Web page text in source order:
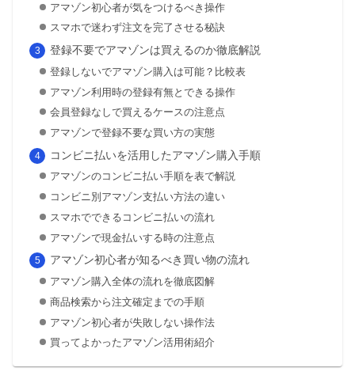
アマゾン初心者が気をつけるべき操作
スマホで迷わず注文を完了させる秘訣
登録不要でアマゾンは買えるのか徹底解説
登録しないでアマゾン購入は可能？比較表
アマゾン利用時の登録有無とできる操作
会員登録なしで買えるケースの注意点
アマゾンで登録不要な買い方の実態
コンビニ払いを活用したアマゾン購入手順
アマゾンのコンビニ払い手順を表で解説
コンビニ別アマゾン支払い方法の違い
スマホでできるコンビニ払いの流れ
アマゾンで現金払いする時の注意点
アマゾン初心者が知るべき買い物の流れ
アマゾン購入全体の流れを徹底図解
商品検索から注文確定までの手順
アマゾン初心者が失敗しない操作法
買ってよかったアマゾン活用術紹介